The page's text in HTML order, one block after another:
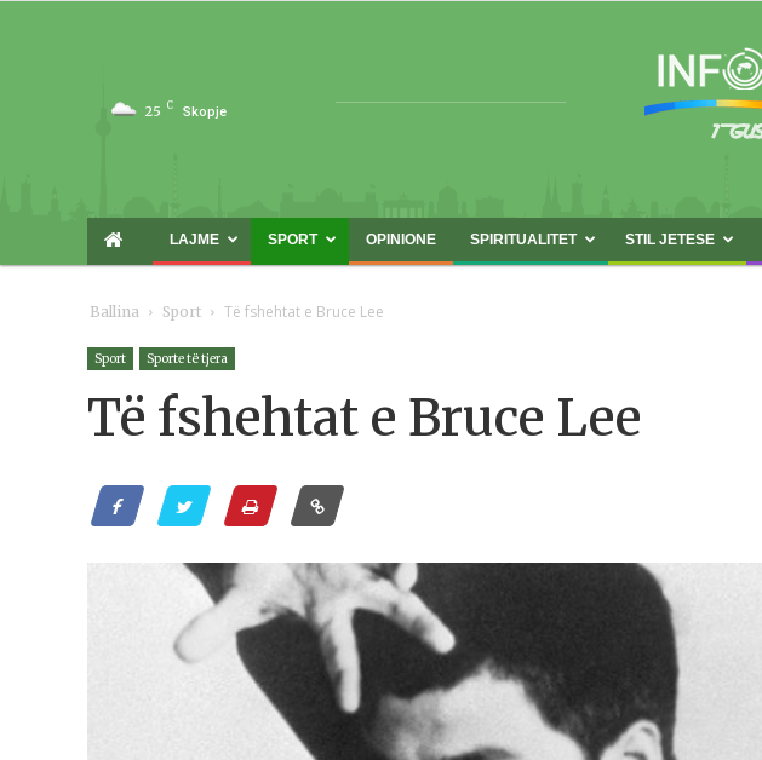
25 C Skopje
LAJME SPORT OPINIONE SPIRITUALITET STIL JETESE
Ballina Sport Të fshehtat e Bruce Lee
Sport Sporte të tjera
Të fshehtat e Bruce Lee